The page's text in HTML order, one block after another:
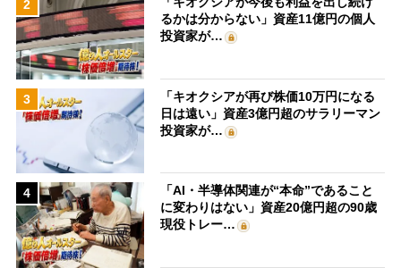
2
るかは分からない」資産11億円の個人
投資家が…
3
「キオクシアが再び株価10万円になる
日は遠い」資産3億円超のサラリーマン
投資家が…
4
「AI・半導体関連が“本命”であること
に変わりはない」資産20億円超の90歳
現役トレー…